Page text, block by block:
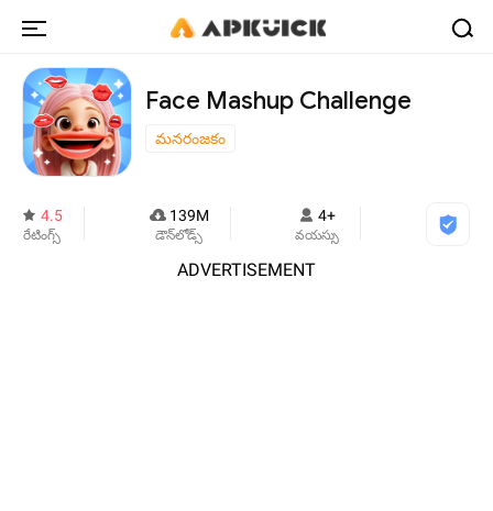
Face Mashup Challenge
మనరంజకం
4.5
రేటింగ్స్
139M
డౌన్‌లోడ్స్
4+
వయస్సు
ADVERTISEMENT